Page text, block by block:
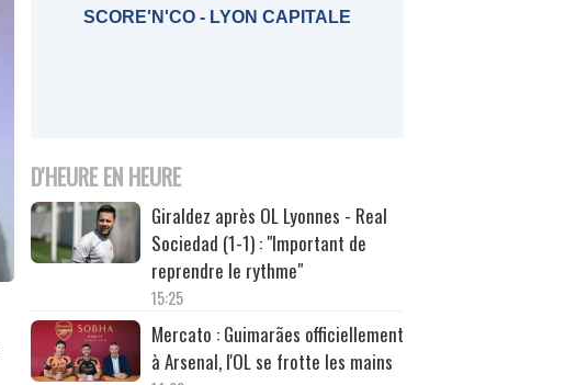
SCORE'N'CO - LYON CAPITALE
D'HEURE EN HEURE
Giraldez après OL Lyonnes - Real
Sociedad (1-1) : "Important de
reprendre le rythme"
15:25
Mercato : Guimarães officiellement
à Arsenal, l'OL se frotte les mains